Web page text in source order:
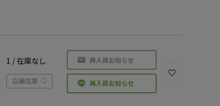
1 / 在庫なし
店舗在庫
再入荷お知らせ
再入荷お知らせ